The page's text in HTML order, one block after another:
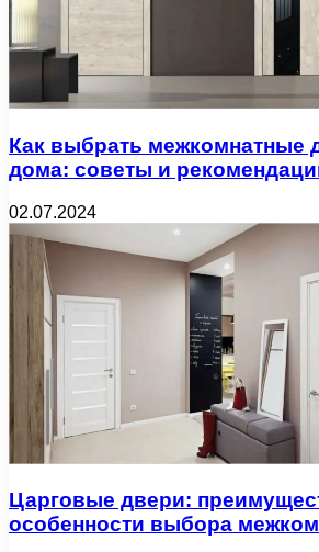
Как выбрать межкомнатные
дома: советы и
02.07.2024
Царговые двери:
особенности выбора